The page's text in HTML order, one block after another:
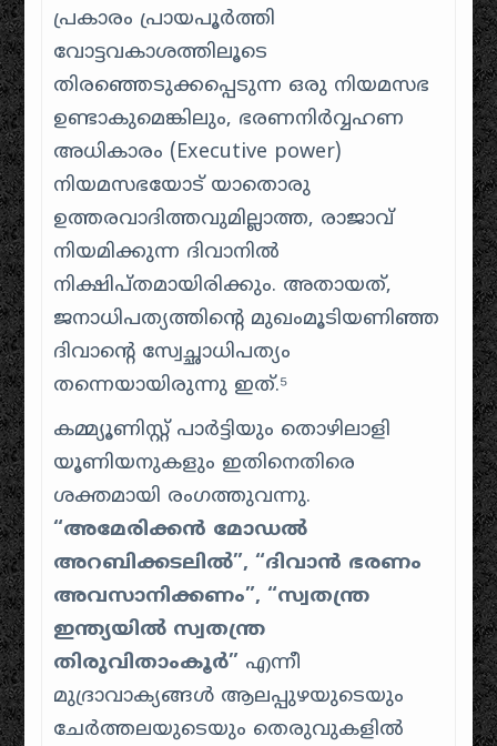
പ്രകാരം പ്രായപൂർത്തി
വോട്ടവകാശത്തിലൂടെ
തിരഞ്ഞെടുക്കപ്പെടുന്ന ഒരു നിയമസഭ
ഉണ്ടാകുമെങ്കിലും, ഭരണനിർവ്വഹണ
അധികാരം (Executive power)
നിയമസഭയോട് യാതൊരു
ഉത്തരവാദിത്തവുമില്ലാത്ത, രാജാവ്
നിയമിക്കുന്ന ദിവാനിൽ
നിക്ഷിപ്തമായിരിക്കും. അതായത്,
ജനാധിപത്യത്തിന്റെ മുഖംമൂടിയണിഞ്ഞ
ദിവാന്റെ സ്വേച്ഛാധിപത്യം
തന്നെയായിരുന്നു ഇത്.⁵
കമ്മ്യൂണിസ്റ്റ് പാർട്ടിയും തൊഴിലാളി
യൂണിയനുകളും ഇതിനെതിരെ
ശക്തമായി രംഗത്തുവന്നു.
“അമേരിക്കൻ മോഡൽ
അറബിക്കടലിൽ”, “ദിവാൻ ഭരണം
അവസാനിക്കണം”, “സ്വതന്ത്ര
ഇന്ത്യയിൽ സ്വതന്ത്ര
തിരുവിതാംകൂർ” എന്നീ
മുദ്രാവാക്യങ്ങൾ ആലപ്പുഴയുടെയും
ചേർത്തലയുടെയും തെരുവുകളിൽ